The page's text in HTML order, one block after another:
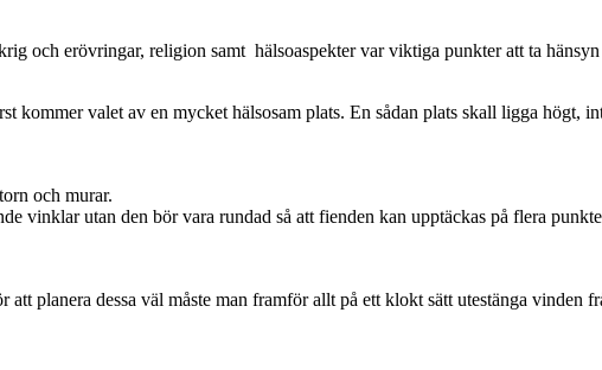
och erövringar, religion samt hälsoaspekter var viktiga punkter att ta
kommer valet av en mycket hälsosam plats. En sådan plats skall ligga högt,
och murar.
vinklar utan den bör vara rundad så att fienden kan upptäckas på flera
planera dessa väl måste man framför allt på ett klokt sätt utestänga